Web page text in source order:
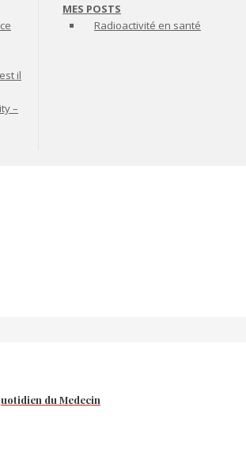
il
–
MES POSTS
Radioactivité en santé
du Medecin